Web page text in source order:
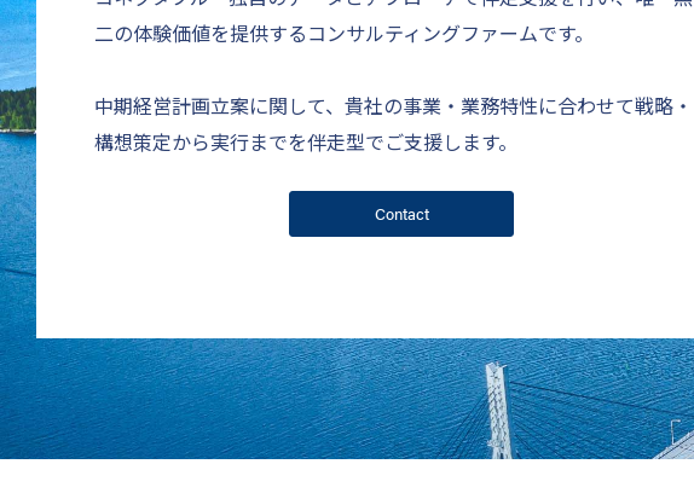
二の体験価値を提供するコンサルティングファームです。
中期経営計画立案に関して、貴社の事業・業務特性に合わせて戦略・
構想策定から実行までを伴走型でご支援します。
Contact